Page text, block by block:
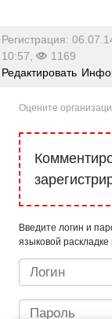
Регистрация:
10:57,
1169
Редактировать
Оцените
Введите логин и
языковой раскладке